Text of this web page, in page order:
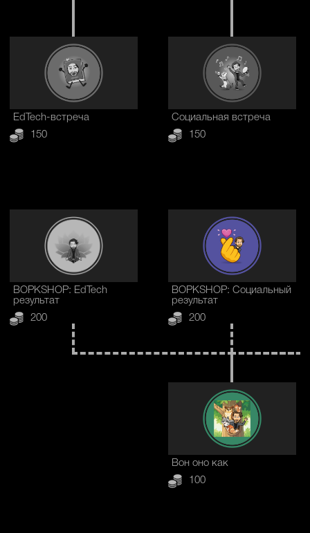
EdTech-встреча
150
Социальная встреча
150
ВОРКSHOP: EdTech
результат
200
ВОРКSHOP: Социальный
результат
200
Вон оно как
100